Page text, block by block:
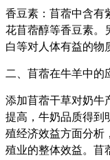
香豆素： 苜蓿中含有
花苜蓿醇等香豆素。
白等对人体有益的物
二、苜蓿在牛羊中的
添加苜蓿干草对奶牛
提高，牛奶品质得到
殖经济效益方面分析
殖业的整体效益。苜